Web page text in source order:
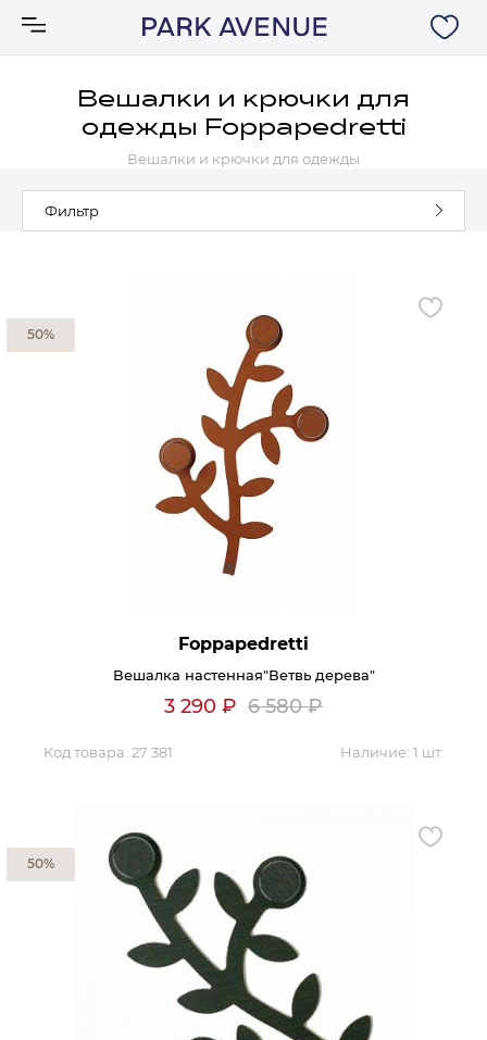
Аксессуары
Ковры
Свет
Кровати
Мягкая мебель
Как купить
Доставка
Вопросы и ответы
Отзывы
Политика обработки
персональных данных
Реквизиты
3D Тур
Контакты
Вешалки и крючки для
одежды Foppapedretti
Вешалки и крючки для одежды
Фильтр
Foppapedretti
Вешалка настенная"Ветвь дерева"
3 290 ₽ 6 580₽
Код товара: 27 381 Наличие: 1 шт.
50%
50%